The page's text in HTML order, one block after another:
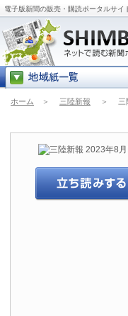
電子版新聞の販売・購読ポータルサイ
ホーム ＞ 三陸新報 ＞ 三